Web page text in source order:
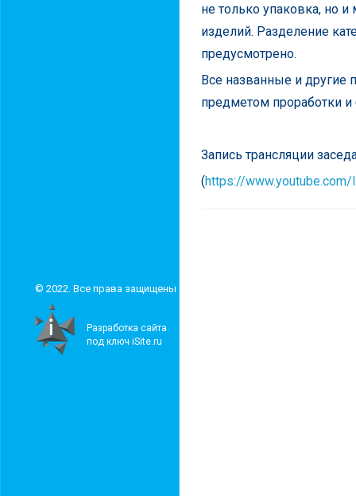
не только упаковка, но и
изделий. Разделение
предусмотрено.
Все названные и другие
предметом проработки
Запись трансляции
(https://
© 2022. Все права защищены
Разработка сайта
под ключ iSite.ru